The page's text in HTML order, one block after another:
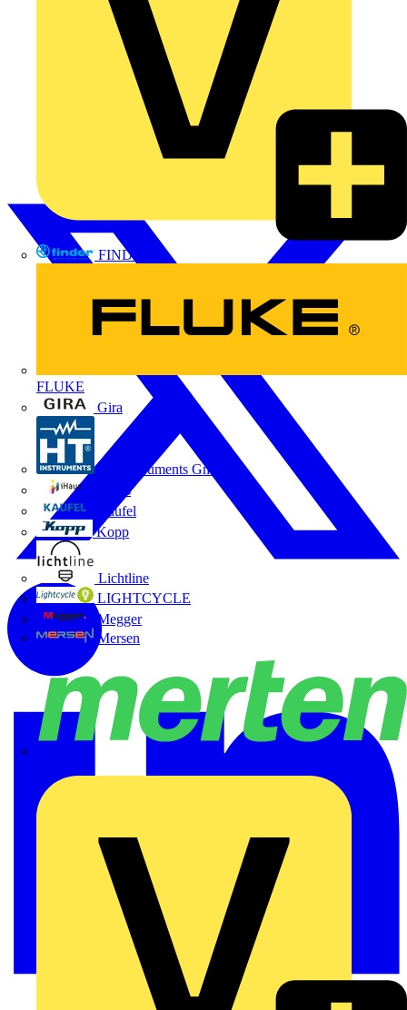
FINDER
FLUKE
Gira
HT Instruments GmbH
iHaus
Kaufel
Kopp
Lichtline
LIGHTCYCLE
Megger
Mersen